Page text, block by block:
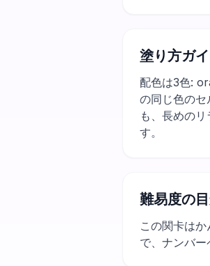
塗り方ガ
配色は3色:
の同じ色の
も、長めの
す。
難易度の
この関卡は
で、ナンバー